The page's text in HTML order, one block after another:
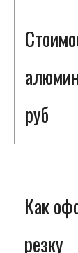
руб
Как
резку